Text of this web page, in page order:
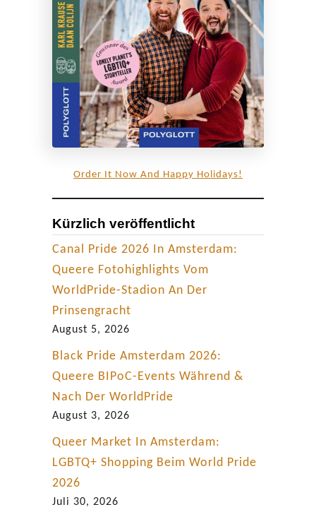
t
R
o
s
a
W
i
l
Order It Now And Happy Holidays!
Kürzlich veröffentlicht
Canal Pride 2026 In Amsterdam:
Queere Fotohighlights Vom
WorldPride-Stadion An Der
Prinsengracht
August 5, 2026
Black Pride Amsterdam 2026:
Queere BIPoC-Events Während &
Nach Der WorldPride
August 3, 2026
Queer Market In Amsterdam:
LGBTQ+ Shopping Beim World Pride
2026
Juli 30, 2026